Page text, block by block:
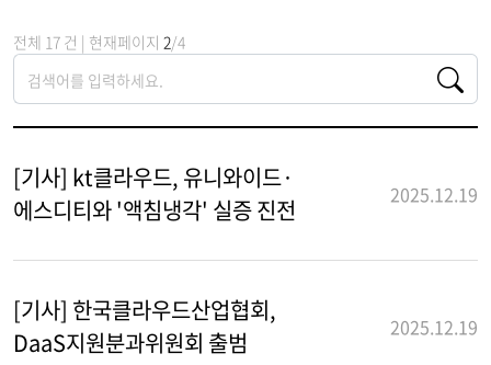
전체 17 건 | 현재페이지 2/4
[기사] kt클라우드, 유니와이드·
에스디티와 '액침냉각' 실증 진전
2025.12.19
[기사] 한국클라우드산업협회,
DaaS지원분과위원회 출범
2025.12.19